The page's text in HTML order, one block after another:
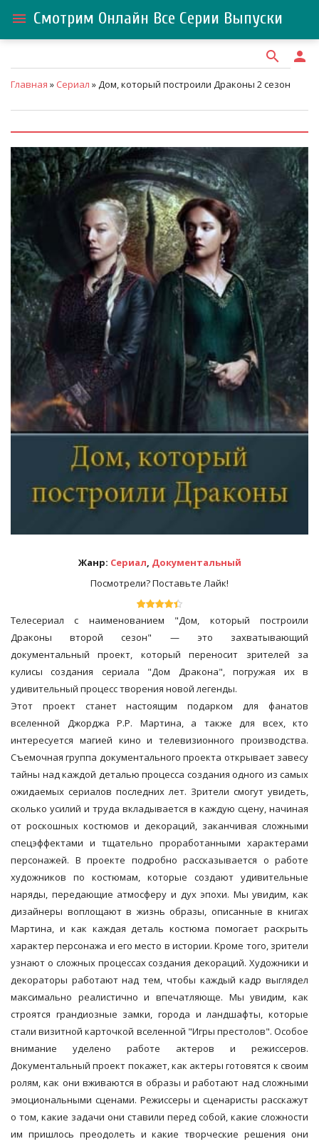
menu Смотрим Онлайн Все Серии Выпуски
search person
Главная » Сериал » Дом, который построили Драконы 2 сезон
Жанр: Сериал, Документальный
Посмотрели? Поставьте Лайк!
Телесериал с наименованием "Дом, который построили
Драконы второй сезон" — это захватывающий
документальный проект, который переносит зрителей за
кулисы создания сериала "Дом Дракона", погружая их в
удивительный процесс творения новой легенды.
Этот проект станет настоящим подарком для фанатов
вселенной Джорджа Р.Р. Мартина, а также для всех, кто
интересуется магией кино и телевизионного производства.
Съемочная группа документального проекта открывает завесу
тайны над каждой деталью процесса создания одного из самых
ожидаемых сериалов последних лет. Зрители смогут увидеть,
сколько усилий и труда вкладывается в каждую сцену, начиная
от роскошных костюмов и декораций, заканчивая сложными
спецэффектами и тщательно проработанными характерами
персонажей. В проекте подробно рассказывается о работе
художников по костюмам, которые создают удивительные
наряды, передающие атмосферу и дух эпохи. Мы увидим, как
дизайнеры воплощают в жизнь образы, описанные в книгах
Мартина, и как каждая деталь костюма помогает раскрыть
характер персонажа и его место в истории. Кроме того, зрители
узнают о сложных процессах создания декораций. Художники и
декораторы работают над тем, чтобы каждый кадр выглядел
максимально реалистично и впечатляюще. Мы увидим, как
строятся грандиозные замки, города и ландшафты, которые
стали визитной карточкой вселенной "Игры престолов". Особое
внимание уделено работе актеров и режиссеров.
Документальный проект покажет, как актеры готовятся к своим
ролям, как они вживаются в образы и работают над сложными
эмоциональными сценами. Режиссеры и сценаристы расскажут
о том, какие задачи они ставили перед собой, какие сложности
им пришлось преодолеть и какие творческие решения они